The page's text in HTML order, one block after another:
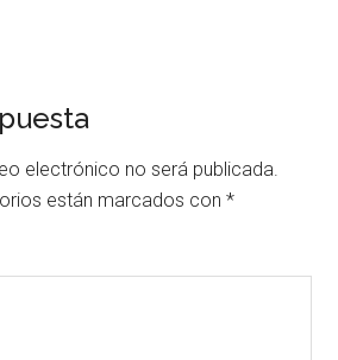
electrónico no será publicada.
están marcados con*